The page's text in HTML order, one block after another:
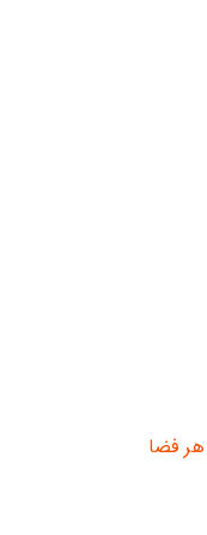
هر فضا